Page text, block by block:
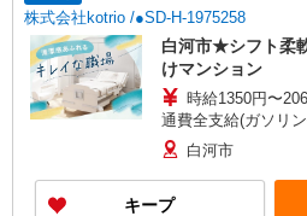
株式会社kotrio /●SD-H-1975258
白河市★シフト柔
けマンション
時給1350円〜
通費全支給(ガソリ
白河市
キープ